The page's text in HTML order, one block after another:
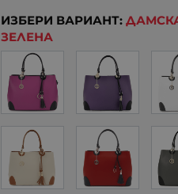
ИЗБЕРИ ВАРИАНТ:
ЗЕЛЕНА